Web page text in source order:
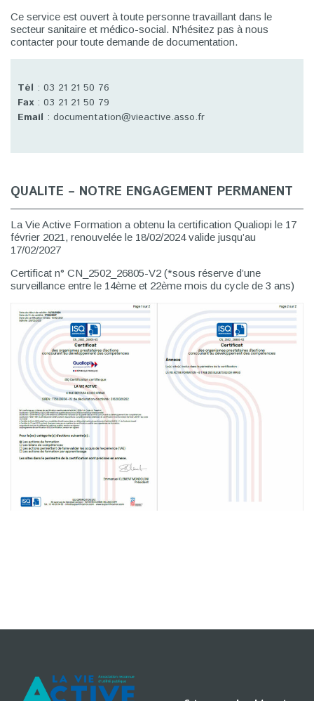
Ce service est ouvert à toute personne travaillant dans le
secteur sanitaire et médico-social. N’hésitez pas à nous
contacter pour toute demande de documentation.
Tél : 03 21 21 50 76
Fax: 03 21 21 50 79
Email : documentation@vieactive.asso.fr
QUALITE – NOTRE ENGAGEMENT PERMANENT
La Vie Active Formation a obtenu la certification Qualiopi le 17
février 2021, renouvelée le 18/02/2024 valide jusqu’au
17/02/2027
Certificat n° CN_2502_26805-V2 (*sous réserve d’une
surveillance entre le 14ème et 22ème mois du cycle de 3 ans)